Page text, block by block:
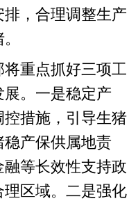
，合理调整生产
重点抓好三项工
。一是稳定产
措施，引导生猪
产保供属地责
等长效性支持政
区域。二是强化